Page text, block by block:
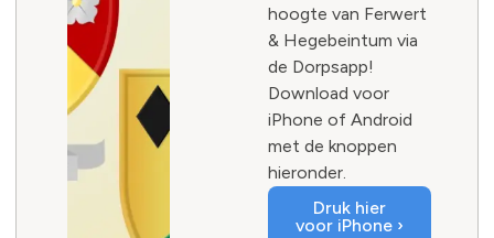
hoogte van Ferwert
& Hegebeintum via
de Dorpsapp!
Download voor
iPhone of Android
met de knoppen
hieronder.
Druk hier
voor iPhone ›